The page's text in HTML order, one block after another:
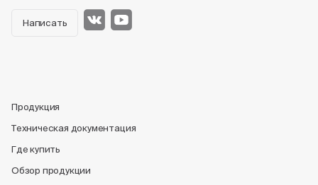
Написать
Продукция
Техническая документация
Где купить
Обзор продукции